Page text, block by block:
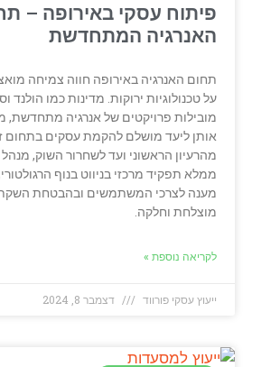
פיתוח עסקי באירופה –
האנרגיה המתחדשת
תחום האנרגיה באירופה חווה צמיחה
על טכנולוגיות ירוקות. מדינות כמו הולנד
מובילות פרויקטים של אנרגיה מתחדשת,
אותן ליעד מושלם להקמת עסקים בתחום
מהרעיון הראשוני ועד לשחרור השוק,
ממלא תפקיד מרכזי בניווט בנוף
מענה לצרכי המשתמשים ובהבטחת
מוצלחת וחלקה.
לקריאה נוספת »
ייעוץ עסקי פורווד דצמבר 8, 2024